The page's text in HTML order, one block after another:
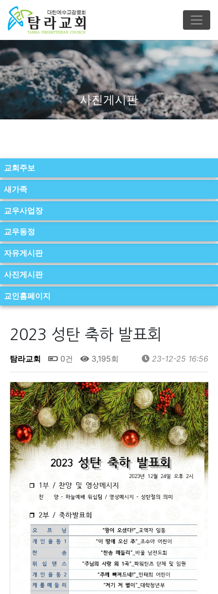
사진게시판
교회주보
새가족
교우사업장
교우동정
자유게시판
사진게시판
교인홈페이지
2023 성탄 축하 발표회
탐라교회 0건 3,195회 23-12-25 16:56